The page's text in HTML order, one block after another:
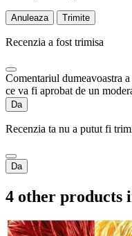
Anuleaza Trimite
Recenzia a fost trimisa
Comentariul dumeavoastra
ce va fi aprobat de un
Da
Recenzia ta nu a putut fi
Da
4 other products